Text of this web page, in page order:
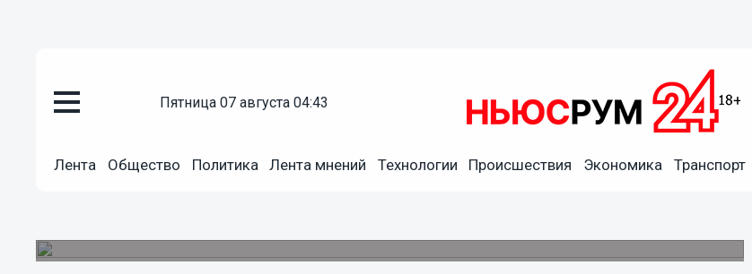
пятница 07 августа 04:43
Лента Общество Политика Лента мнений Технологии Происшествия Экономика Транспорт
Сбербанк в Чувашии провел День добрых дел в Кугесьской